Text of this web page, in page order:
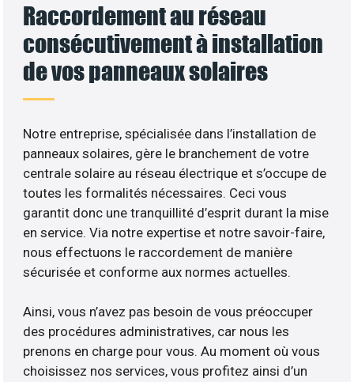
Raccordement au réseau
consécutivement à installation
de vos panneaux solaires
Notre entreprise, spécialisée dans l’installation de
panneaux solaires, gère le branchement de votre
centrale solaire au réseau électrique et s’occupe de
toutes les formalités nécessaires. Ceci vous
garantit donc une tranquillité d’esprit durant la mise
en service. Via notre expertise et notre savoir-faire,
nous effectuons le raccordement de manière
sécurisée et conforme aux normes actuelles.
Ainsi, vous n’avez pas besoin de vous préoccuper
des procédures administratives, car nous les
prenons en charge pour vous. Au moment où vous
choisissez nos services, vous profitez ainsi d’un